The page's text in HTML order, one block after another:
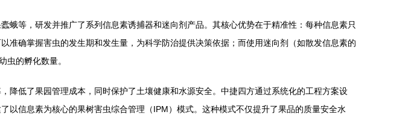
等，研发并推广了系列信息素诱捕器和迷向剂产品。其核心优势在于精准性：每种信息素只
确掌握害虫的发生期和发生量，为科学防治提供决策依据；而使用迷向剂（如散发信息素的
虫的孵化数量。
低了果园管理成本，同时保护了土壤健康和水源安全。中捷四方通过系统化的工程方案设
信息素为核心的果树害虫综合管理（IPM）模式。这种模式不仅提升了果品的质量安全水